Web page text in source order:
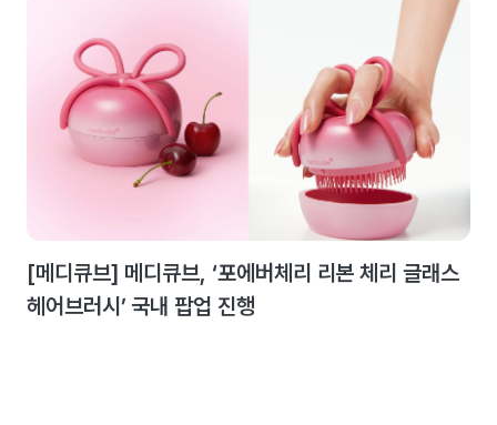
[메디큐브] 메디큐브, ‘포에버체리 리본 체리 글래스
헤어브러시’ 국내 팝업 진행